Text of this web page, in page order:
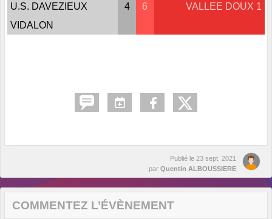
U.S. DAVEZIEUX
VIDALON
4 6 VALLEE DOUX 1
Publié le 23 sept. 2021
par Quentin ALBOUSSIERE
COMMENTEZ L’ÉVÈNEMENT